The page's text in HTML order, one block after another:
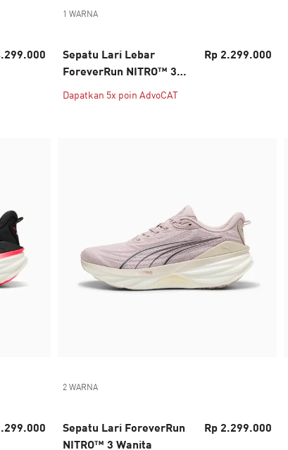
1 WARNA
Sepatu Lari Lebar
ForeverRun NITRO™ 3
Rp 2.299.000
Dapatkan 5x poin AdvoCAT
2 WARNA
Sepatu Lari ForeverRun
NITRO™ 3 Wanita
Rp 2.299.000